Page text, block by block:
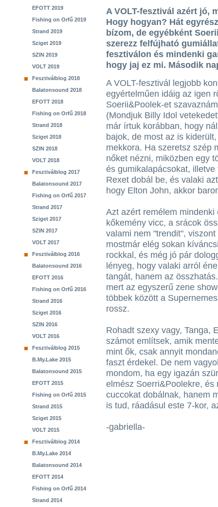
EFOTT 2019
Fishing on Orfű 2019
Strand 2019
Sziget 2019
SZIN 2019
VOLT 2019
Fesztiválblog 2018
Balatonsound 2018
EFOTT 2018
Fishing on Orfű 2018
Strand 2018
Sziget 2018
SZIN 2018
VOLT 2018
Fesztiválblog 2017
Balatonsound 2017
Fishing on Orfű 2017
Strand 2017
Sziget 2017
SZIN 2017
VOLT 2017
Fesztiválblog 2016
Balatonsound 2016
EFOTT 2016
Fishing on Orfű 2016
Strand 2016
Sziget 2016
SZIN 2016
VOLT 2016
Fesztiválblog 2015
B.My.Lake 2015
Balatonsound 2015
EFOTT 2015
Fishing on Orfű 2015
Strand 2015
Sziget 2015
VOLT 2015
Fesztiválblog 2014
B.My.Lake 2014
Balatonsound 2014
EFOTT 2014
Fishing on Orfű 2014
Strand 2014
A VOLT-fesztivál azért jó,
Hogy hogyan? Hát
bízom, de egyébként
szerezz felfújható
fesztiválon és mindenki
hogy jaj ez mi. Második
A VOLT-fesztivál legjobb
egyértelműen idáig az igen
Soerii&Poolek-et
(Mondjuk Billy Idol
már írtuk korábban, hogy
bajok, de most az is
mekkora. Ha szeretsz szép
nőket nézni, miközben egy
és gumikalapácsokat, illetve
Rexet dobál be, és valaki
hogy Elton John, akkor
Azt azért remélem
kőkemény vicc, a srácok
valami nem "trendit",
mostmár elég sokan
rockkal, és még jó pár
lényeg, hogy valaki arról
tangát, hanem az
mert az egyszerű zene
többek között a
rossz.
Rohadt szexy vagy, Tanga,
számot említsek, amik
mint ők, csak annyit
faszt érdekel. De nem
mondom, ha egy igazán
elmész Soerri&Poolekre,
cuccokat dobálnak, hanem
is tud, ráadásul este 7-kor,
-gabriella-